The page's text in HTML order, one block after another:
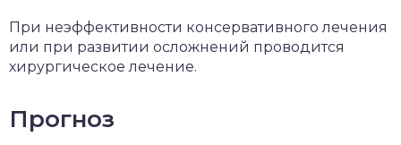
При неэффективности консервативного лечения
или при развитии осложнений проводится
хирургическое лечение.
Прогноз